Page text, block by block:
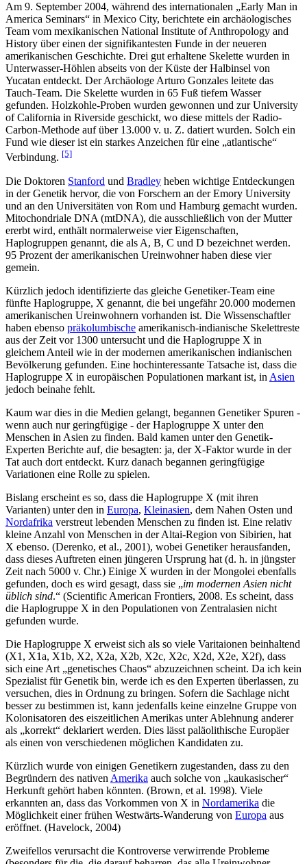
Am 9. September 2004, während des internationalen „Early Man in
America Seminars“ in Mexico City, berichtete ein archäologisches
Team vom mexikanischen National Institute of Anthropology and
History über einen der signifikantesten Funde in der neueren
amerikanischen Geschichte. Drei gut erhaltene Skelette wurden in
Unterwasser-Höhlen abseits von der Küste der Halbinsel von
Yucatan entdeckt. Der Archäologe Arturo Gonzales leitete das
Tauch-Team. Die Skelette wurden in 65 Fuß tiefem Wasser
gefunden. Holzkohle-Proben wurden gewonnen und zur University
of California in Riverside geschickt, wo diese mittels der Radio-
Carbon-Methode auf über 13.000 v. u. Z. datiert wurden. Solch ein
Fund wie dieser ist ein starkes Anzeichen für eine „atlantische“
Verbindung. [5]
Die Doktoren Stanford und Bradley heben wichtige Entdeckungen
in der Genetik hervor, die von Forschern an der Emory University
und an den Universitäten von Rom und Hamburg gemacht wurden.
Mitochondriale DNA (mtDNA), die ausschließlich von der Mutter
ererbt wird, enthält normalerweise vier Eigenschaften,
Haplogruppen genannt, die als A, B, C und D bezeichnet werden.
95 Prozent der amerikanischen Ureinwohner haben diese vier
gemein.
Kürzlich jedoch identifizierte das gleiche Genetiker-Team eine
fünfte Haplogruppe, X genannt, die bei ungefähr 20.000 modernen
amerikanischen Ureinwohnern vorhanden ist. Die Wissenschaftler
haben ebenso präkolumbische amerikanisch-indianische Skelettreste
aus der Zeit vor 1300 untersucht und die Haplogruppe X in
gleichem Anteil wie in der modernen amerikanischen indianischen
Bevölkerung gefunden. Eine hochinteressante Tatsache ist, dass die
Haplogruppe X in europäischen Populationen markant ist, in Asien
jedoch beinahe fehlt.
Kaum war dies in die Medien gelangt, begannen Genetiker Spuren -
wenn auch nur geringfügige - der Haplogruppe X unter den
Menschen in Asien zu finden. Bald kamen unter den Genetik-
Experten Berichte auf, die besagten: ja, der X-Faktor wurde in der
Tat auch dort entdeckt. Kurz danach begannen geringfügige
Variationen eine Rolle zu spielen.
Bislang erscheint es so, dass die Haplogruppe X (mit ihren
Varianten) unter den in Europa, Kleinasien, dem Nahen Osten und
Nordafrika verstreut lebenden Menschen zu finden ist. Eine relativ
kleine Anzahl von Menschen in der Altai-Region von Sibirien, hat
X ebenso. (Derenko, et al., 2001), wobei Genetiker herausfanden,
dass dieses Auftreten einen jüngeren Ursprung hat (d. h. in jüngster
Zeit nach 5000 v. Chr.) Einige X wurden in der Mongolei ebenfalls
gefunden, doch es wird gesagt, dass sie „im modernen Asien nicht
üblich sind.“ (Scientific American Frontiers, 2008. Es scheint, dass
die Haplogruppe X in den Populationen von Zentralasien nicht
gefunden wurde.
Die Haplogruppe X erweist sich als so viele Varitaionen beinhaltend
(X1, X1a, X1b, X2, X2a, X2b, X2c, X2c, X2d, X2e, X2f), dass
sich eine Art „genetisches Chaos“ abzuzeichnen scheint. Da ich kein
Spezialist für Genetik bin, werde ich es den Experten überlassen, zu
versuchen, dies in Ordnung zu bringen. Sofern die Sachlage nicht
besser zu bestimmen ist, kann jedenfalls keine einzelne Gruppe von
Kolonisatoren des eiszeitlichen Amerikas unter Ablehnung anderer
als „korrekt“ deklariert werden. Dies lässt paläolithische Europäer
als einen von verschiedenen möglichen Kandidaten zu.
Kürzlich wurde von einigen Genetikern zugestanden, dass zu den
Begründern des nativen Amerika auch solche von „kaukasischer“
Herkunft gehört haben könnten. (Brown, et al. 1998). Viele
erkannten an, dass das Vorkommen von X in Nordamerika die
Möglichkeit einer frühen Westwärts-Wanderung von Europa aus
eröffnet. (Havelock, 2004)
Zweifellos verursacht die Kontroverse verwirrende Probleme